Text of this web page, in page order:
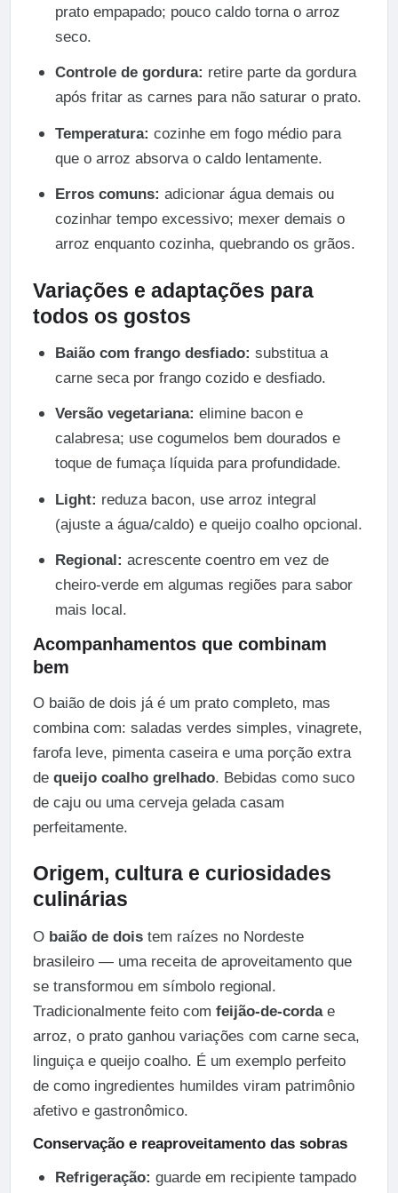
prato empapado; pouco caldo torna o arroz
seco.
Controle de gordura: retire parte da gordura
após fritar as carnes para não saturar o prato.
Temperatura: cozinhe em fogo médio para
que o arroz absorva o caldo lentamente.
Erros comuns: adicionar água demais ou
cozinhar tempo excessivo; mexer demais o
arroz enquanto cozinha, quebrando os grãos.
Variações e adaptações para
todos os gostos
Baião com frango desfiado: substitua a
carne seca por frango cozido e desfiado.
Versão vegetariana: elimine bacon e
calabresa; use cogumelos bem dourados e
toque de fumaça líquida para profundidade.
Light: reduza bacon, use arroz integral
(ajuste a água/caldo) e queijo coalho opcional.
Regional: acrescente coentro em vez de
cheiro-verde em algumas regiões para sabor
mais local.
Acompanhamentos que combinam
bem
O baião de dois já é um prato completo, mas
combina com: saladas verdes simples, vinagrete,
farofa leve, pimenta caseira e uma porção extra
de queijo coalho grelhado. Bebidas como suco
de caju ou uma cerveja gelada casam
perfeitamente.
Origem, cultura e curiosidades
culinárias
O baião de doistem raízes no Nordeste
brasileiro — uma receita de aproveitamento que
se transformou em símbolo regional.
Tradicionalmente feito com feijão-de-cordae
arroz, o prato ganhou variações com carne seca,
linguiça e queijo coalho. É um exemplo perfeito
de como ingredientes humildes viram patrimônio
afetivo e gastronômico.
Conservação e reaproveitamento das sobras
Refrigeração: guarde em recipiente tampado